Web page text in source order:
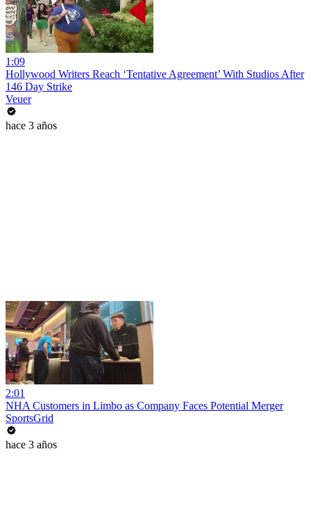
1:09
Hollywood Writers Reach ‘Tentative Agreement’ With Studios After
146 Day Strike
Veuer
hace 3 años
2:01
NHA Customers in Limbo as Company Faces Potential Merger
SportsGrid
hace 3 años